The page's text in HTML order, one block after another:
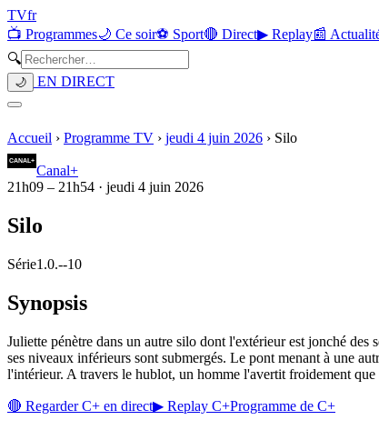
TVfr
📺 Programmes🌙 Ce soir⚽ Sport🔴 Direct▶ Replay📰
🔍
🌙 EN DIRECT
Accueil › Programme TV › jeudi 4 juin 2026 › Silo
Canal+
21h09 – 21h54 · jeudi 4 juin 2026
Silo
Série1.0.--10
Synopsis
Juliette pénètre dans un autre silo dont l'extérieur est jonché des
ses niveaux inférieurs sont submergés. Le pont menant à une
l'intérieur. A travers le hublot, un homme l'avertit froidement
🔴 RegarderC+ en direct▶ Replay C+Programme de C+